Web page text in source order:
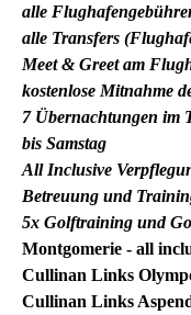
alle
alle Transfers
Meet & Greet am
kostenlose Mitnahme
7 Übernachtungen im
bis Samstag
All Inclusive
Betreuung und
5x Golftraining und
Montgomerie - all
Cullinan Links
Cullinan Links